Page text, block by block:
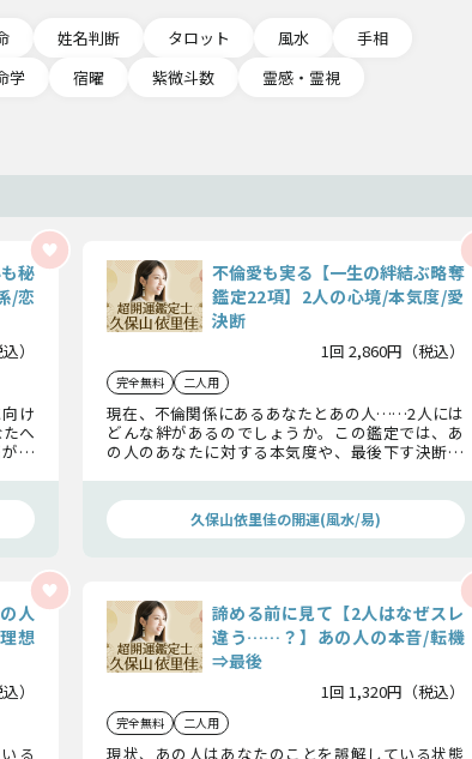
姓名判断 タロット 風水
手相
学 宿曜 紫微斗数
霊感・霊視
秘
/恋
）
け
へ
ハ
不倫愛も実る【一生の絆結ぶ略奪
鑑定22項】2人の心境/本気度/愛
決断
1回 2,860円（税込）
完全無料 二人用
現在、不倫関係にあるあなたとあの人……2人には
どんな絆があるのでしょうか。この鑑定では、あ
の人のあなたに対する本気度や、最後下す決断に
久保山依里佳の開運(風水/易)
人
想
）
る
諦める前に見て【2人はなぜスレ
違う……？】あの人の本音/転機
⇒最後
1回 1,320円（税込）
完全無料 二人用
現状、あの人はあなたのことを誤解している状態